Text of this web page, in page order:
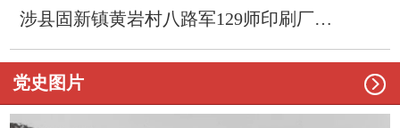
涉县固新镇黄岩村八路军129师印刷厂旧址
党史图片 